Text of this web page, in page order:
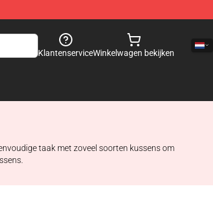
KlantenserviceWinkelwagen bekijken
taak met zoveel soorten kussens om